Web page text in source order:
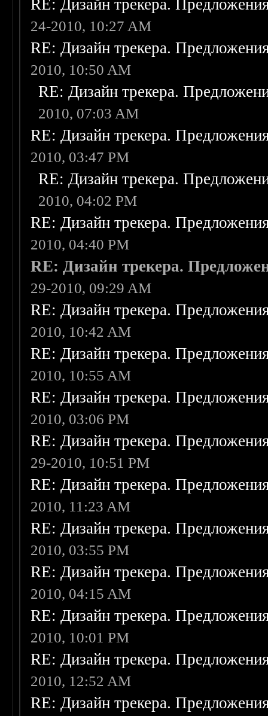
RE: Дизайн трекера.
24-2010, 10:27 AM
RE: Дизайн трекера.
2010, 10:50 AM
RE: Дизайн трекера.
2010, 07:03 AM
RE: Дизайн трекера.
2010, 03:47 PM
RE: Дизайн трекера.
2010, 04:02 PM
RE: Дизайн трекера.
2010, 04:40 PM
RE: Дизайн трекера.
29-2010, 09:29 AM
RE: Дизайн трекера.
2010, 10:42 AM
RE: Дизайн трекера.
2010, 10:55 AM
RE: Дизайн трекера.
2010, 03:06 PM
RE: Дизайн трекера.
29-2010, 10:51 PM
RE: Дизайн трекера.
2010, 11:23 AM
RE: Дизайн трекера.
2010, 03:55 PM
RE: Дизайн трекера.
2010, 04:15 AM
RE: Дизайн трекера.
2010, 10:01 PM
RE: Дизайн трекера.
2010, 12:52 AM
RE: Дизайн трекера.